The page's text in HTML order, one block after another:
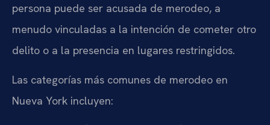
persona puede ser acusada de merodeo, a
menudo vinculadas a la intención de cometer otro
delito o a la presencia en lugares restringidos.
Las categorías más comunes de merodeo en
Nueva York incluyen: